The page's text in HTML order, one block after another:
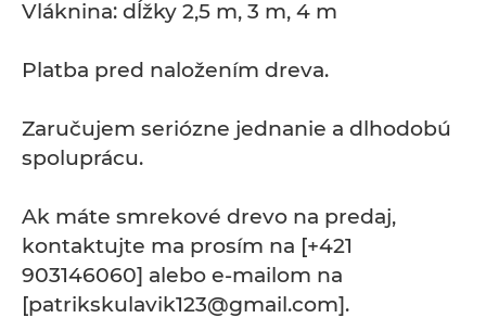
Vláknina: dĺžky 2,5 m, 3 m, 4 m
Platba pred naložením dreva.
Zaručujem seriózne jednanie a dlhodobú
spoluprácu.
Ak máte smrekové drevo na predaj,
kontaktujte ma prosím na [+421
903146060] alebo e-mailom na
[patrikskulavik123@gmail.com].